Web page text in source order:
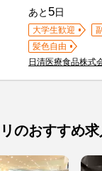
あと 5日
大学生歓迎
髪色自由
日清医療食品株式
のおすすめ求